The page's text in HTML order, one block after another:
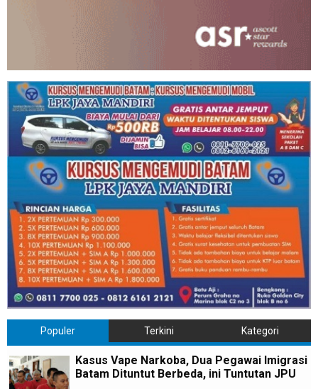
Populer Terkini Kategori
Kasus Vape Narkoba, Dua Pegawai Imigrasi
Batam Dituntut Berbeda, ini Tuntutan JPU